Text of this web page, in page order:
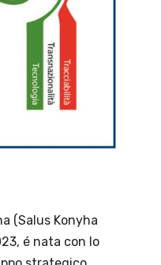
(Salus Konyha
é nata con lo